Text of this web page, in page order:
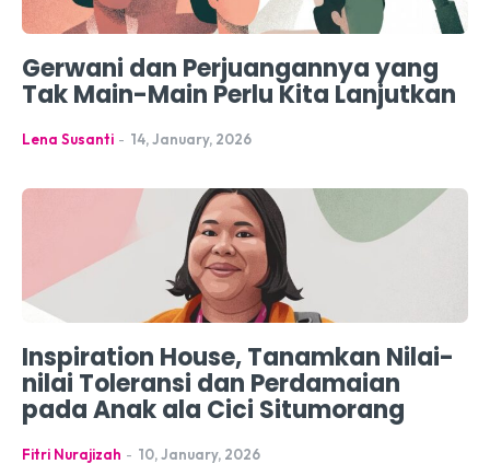
Gerwani dan Perjuangannya yang
Tak Main-Main Perlu Kita Lanjutkan
Lena Susanti - 14, January, 2026
Inspiration House, Tanamkan Nilai-
nilai Toleransi dan Perdamaian
pada Anak ala Cici Situmorang
Fitri Nurajizah - 10, January, 2026